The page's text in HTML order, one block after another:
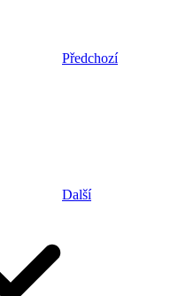
Předchozí
Další